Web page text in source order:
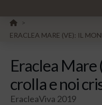
HOME
>
ERACLEA MARE (VE): IL
Eraclea Mare
crolla e noi
EracleaViva 2019